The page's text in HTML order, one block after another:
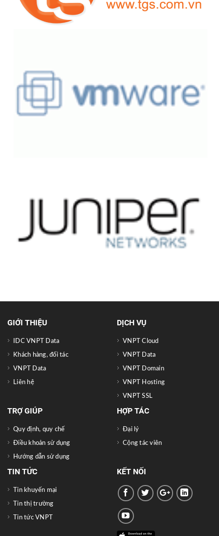
GIỚI THIỆU
IDC VNPT Data
Khách hàng, đối tác
VNPT Data
Liên hệ
DỊCH VỤ
VNPT Cloud
VNPT Data
VNPT Domain
VNPT Hosting
VNPT SSL
TRỢ GIÚP
Quy định, quy chế
Điều khoản sử dụng
Hướng dẫn sử dụng
HỢP TÁC
Đại lý
Cộng tác viên
TIN TỨC
Tin khuyến mại
Tin thị trường
Tin tức VNPT
KẾT NỐI